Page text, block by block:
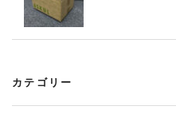
カテゴリー